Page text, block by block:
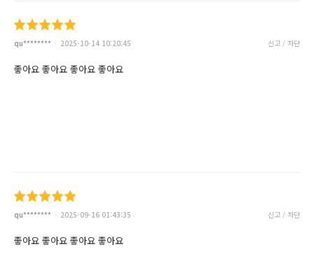
qu******** 2025-10-14 10:20:45 신고 / 차단
좋아요 좋아요 좋아요 좋아요
qu******** 2025-09-16 01:43:35 신고 / 차단
좋아요 좋아요 좋아요 좋아요